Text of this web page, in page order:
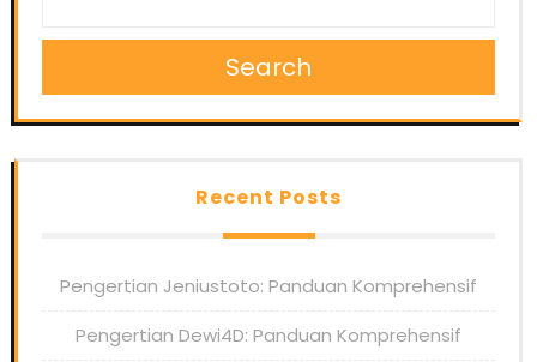
Search
Recent Posts
Pengertian Jeniustoto: Panduan Komprehensif
Pengertian Dewi4D: Panduan Komprehensif